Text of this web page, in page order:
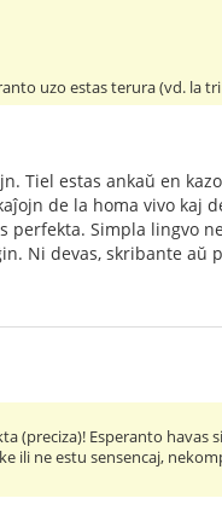
uzo estas terura (vd. la
Tiel estas ankaŭ en
de la homa vivo kaj
Simpla lingvo
Ni devas, skribante
(preciza)! Esperanto havas
ili ne estu sensencaj,